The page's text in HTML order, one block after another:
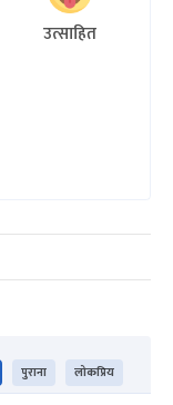
उत्साहित
पुराना लोकप्रिय